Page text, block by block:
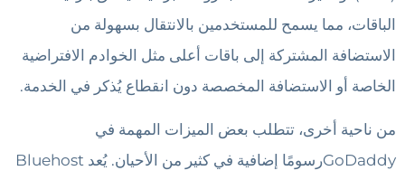
الباقات، مما يسمح للمستخدمين بالانتقال بسهولة من
الاستضافة المشتركة إلى باقات أعلى مثل الخوادم الافتراضية
الخاصة أو الاستضافة المخصصة دون انقطاع يُذكر في الخدمة.
من ناحية أخرى، تتطلب بعض الميزات المهمة في
GoDaddyرسومًا إضافية في كثير من الأحيان. يُعد Bluehost